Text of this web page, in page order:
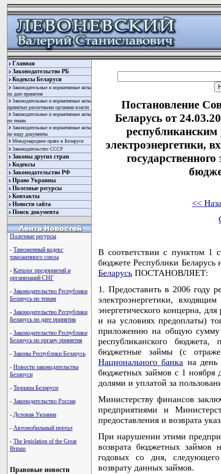
Главная
Законодательство РБ
Кодексы Беларуси
Законодательные и нормативные акты
по дате принятия
Законодательные и нормативные акты
принятые различными органами власти
Законодательные и нормативные акты
по темам
Законодательные и нормативные акты
по виду документы
Международное право в Беларуси
Законодательство СССР
Законы других стран
Кодексы
Законодательство РФ
Право Украины
Полезные ресурсы
Контакты
Новости сайта
Поиск документа
Полезные ресурсы
- Таможенный кодекс
таможенного союза
- Каталог предприятий и
организаций СНГ
- Законодательство Республики
Беларусь по темам
- Законодательство Республики
Беларусь по дате принятия
- Законодательство Республики
Беларусь по органу принятия
- Законы Республики Беларусь
- Новости законодательства
Беларуси
- Тюрьмы Беларуси
- Законодательство России
- Деловая Украина
- Автомобильный портал
- The legislation of the Great
Britain
Правовые новости
Постановление
Беларусь от
электроэнергетики,
<<
В соответствии с пунктом 1
бюджете Республики Беларусь
Беларусь ПОСТАНОВЛЯЕТ:
1. Предоставить в 2006 году
электроэнергетики,
энергетического концерна,
и на условиях предоплаты)
приложению на общую
республиканского
бюджетные займы (с
Национального банка на день
бюджетных займов с 1 ноября
долями и уплатой за
Министерству финансов
предприятиями и
предоставления и возврата
При нарушении этими
возврата бюджетных займов
годовых со дня,
возврату данных займов.